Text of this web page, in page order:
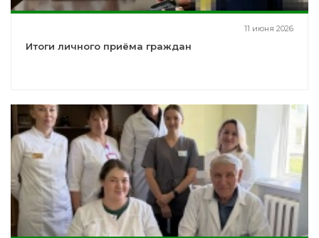
11 июня 2026
Итоги личного приёма граждан